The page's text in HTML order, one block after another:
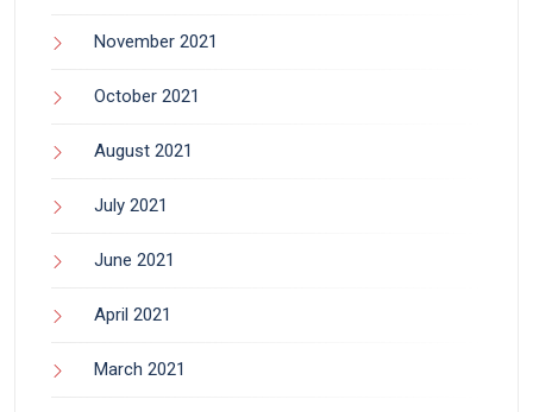
November 2021
October 2021
August 2021
July 2021
June 2021
April 2021
March 2021